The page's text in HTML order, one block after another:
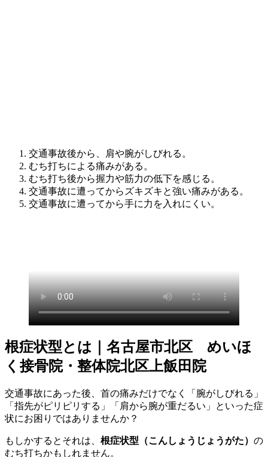
交通事故後から、肩や腕がしびれる。
むち打ちによる痛みがある。
むち打ち後から握力や筋力の低下を感じる。
交通事故に遭ってからズキズキと強い痛みがある。
交通事故に遭ってから手に力を入れにくい。
根症状型とは｜名古屋市北区 めいほ
く接骨院・整体院北区上飯田院
交通事故にあった後、首の痛みだけでなく「腕がしびれる」
「指先がピリピリする」「肩から腕が重だるい」といった症
状にお困りではありませんか？
もしかするとそれは、 根症状型（こんしょうじょうがた） の
むち打ちかもしれません。